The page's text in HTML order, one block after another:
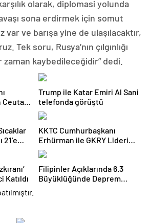
olarak, diplomasi yolunda
sona erdirmek için somut
var ve barışa yine de ulaşılacaktır,
Tek soru, Rusya’nın çılgınlığı
kaybedileceğidir” dedi.
Ceuta
Trump ile Katar Emiri Al Sani
telefonda görüştü
KKTC Cumhurbaşkanı
Erhürman ile GKRY Lideri
Hristodulidis 26 Ağustos’ta
Görüşecek
Katıldı
Filipinler Açıklarında 6.3
Büyüklüğünde Deprem